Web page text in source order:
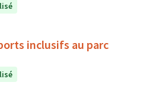
inclusifs au parc